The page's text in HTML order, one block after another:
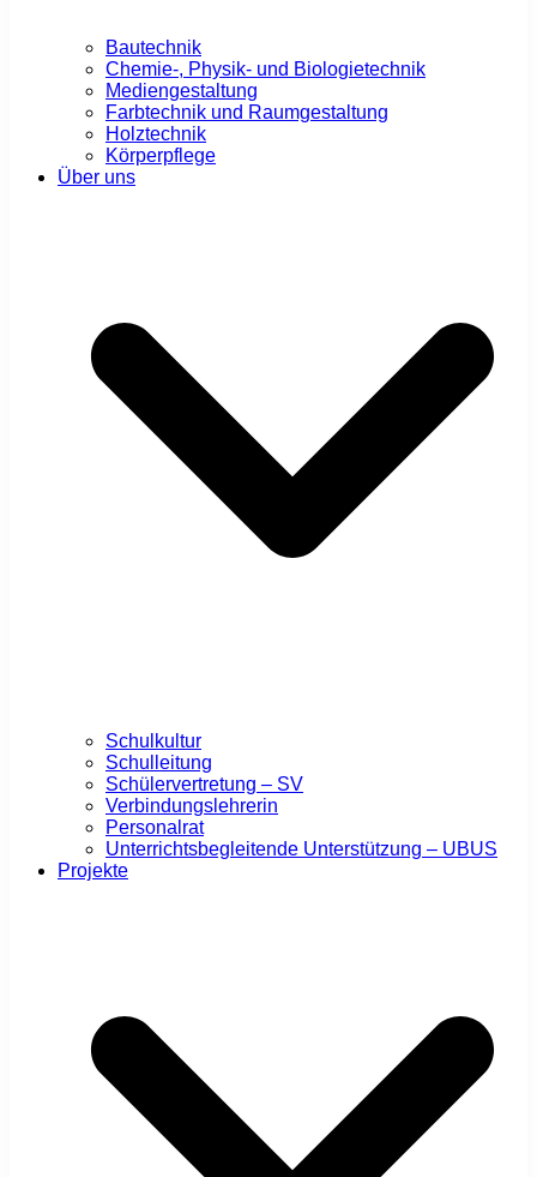
Bautechnik
Chemie-, Physik- und Biologietechnik
Mediengestaltung
Farbtechnik und Raumgestaltung
Holztechnik
Körperpflege
Über uns
Schulkultur
Schulleitung
Schülervertretung – SV
Verbindungslehrerin
Personalrat
Unterrichtsbegleitende Unterstützung – UBUS
Projekte